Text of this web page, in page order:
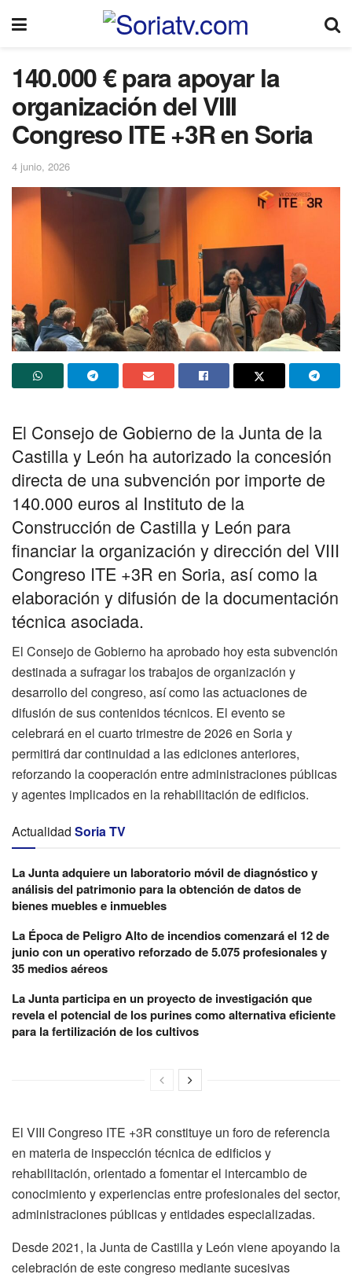
140.000 € para apoyar la
organización del VIII
Congreso ITE +3R en Soria
4 junio, 2026
El Consejo de Gobierno de la Junta de la
Castilla y León ha autorizado la concesión
directa de una subvención por importe de
140.000 euros al Instituto de la
Construcción de Castilla y León para
financiar la organización y dirección del VIII
Congreso ITE +3R en Soria, así como la
elaboración y difusión de la documentación
técnica asociada.
El Consejo de Gobierno ha aprobado hoy esta subvención
destinada a sufragar los trabajos de organización y
desarrollo del congreso, así como las actuaciones de
difusión de sus contenidos técnicos. El evento se
celebrará en el cuarto trimestre de 2026 en Soria y
permitirá dar continuidad a las ediciones anteriores,
reforzando la cooperación entre administraciones públicas
y agentes implicados en la rehabilitación de edificios.
Actualidad Soria TV
La Junta adquiere un laboratorio móvil de diagnóstico y
análisis del patrimonio para la obtención de datos de
bienes muebles e inmuebles
La Época de Peligro Alto de incendios comenzará el 12 de
junio con un operativo reforzado de 5.075 profesionales y
35 medios aéreos
La Junta participa en un proyecto de investigación que
revela el potencial de los purines como alternativa eficiente
para la fertilización de los cultivos
El VIII Congreso ITE +3R constituye un foro de referencia
en materia de inspección técnica de edificios y
rehabilitación, orientado a fomentar el intercambio de
conocimiento y experiencias entre profesionales del sector,
administraciones públicas y entidades especializadas.
Desde 2021, la Junta de Castilla y León viene apoyando la
celebración de este congreso mediante sucesivas